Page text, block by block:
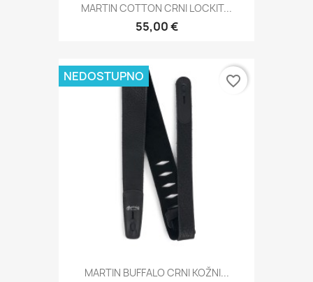
MARTIN COTTON CRNI LOCKIT...
55,00 €
MARTIN BUFFALO CRNI KOŽNI...
NEDOSTUPNO favorite_border